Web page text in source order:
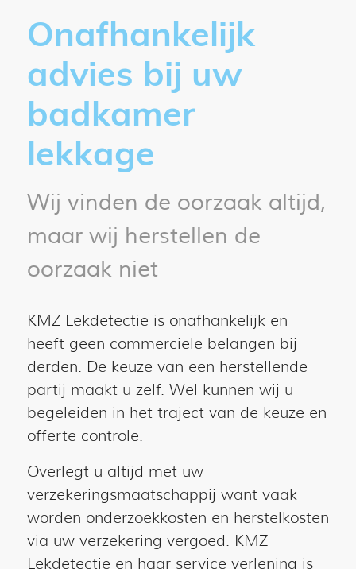
Onafhankelijk
advies bij uw
badkamer
lekkage
Wij vinden de oorzaak altijd,
maar wij herstellen de
oorzaak niet
KMZ Lekdetectie is onafhankelijk en
heeft geen commerciële belangen bij
derden. De keuze van een herstellende
partij maakt u zelf. Wel kunnen wij u
begeleiden in het traject van de keuze en
offerte controle.
Overlegt u altijd met uw
verzekeringsmaatschappij want vaak
worden onderzoekkosten en herstelkosten
via uw verzekering vergoed. KMZ
Lekdetectie en haar service verlening is